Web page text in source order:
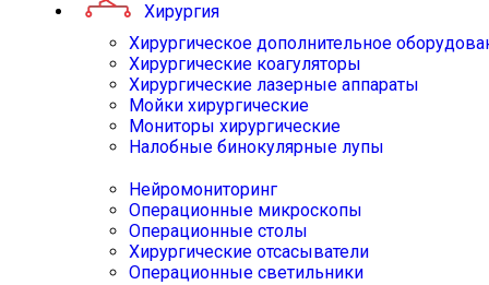
Хирургия
Хирургическое дополнительное
Хирургические коагуляторы
Хирургические лазерные аппараты
Мойки хирургические
Мониторы хирургические
Налобные бинокулярные лупы
Нейромониторинг
Операционные микроскопы
Операционные столы
Хирургические отсасыватели
Операционные светильники